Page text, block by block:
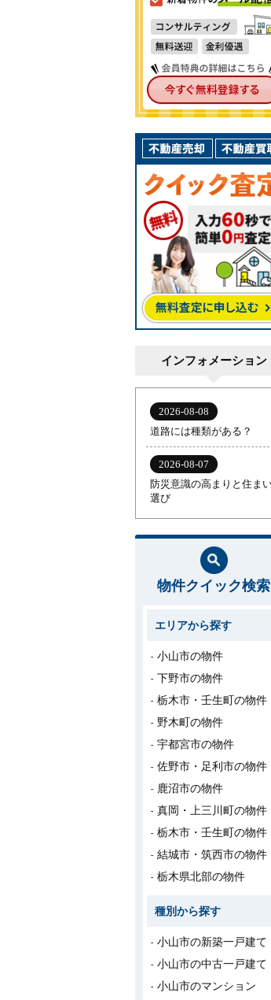
インフォメーション
物件クイック検索
エリアから探す
小山市の物件
下野市の物件
栃木市・壬生町の物件
野木町の物件
宇都宮市の物件
佐野市・足利市の物件
鹿沼市の物件
真岡・上三川町の物件
栃木市・壬生町の物件
結城市・筑西市の物件
栃木県北部の物件
種別から探す
小山市の新築一戸建て
小山市の中古一戸建て
小山市のマンション